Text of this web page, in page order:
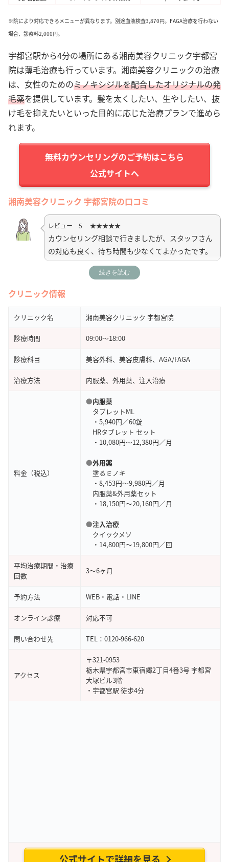
※院により対応できるメニューが異なります。別途血液検査3,870円。FAGA治療を行わない
場合、診察料2,000円。
宇都宮駅から4分の場所にある湘南美容クリニック宇都宮
院は薄毛治療も行っています。湘南美容クリニックの治療
は、女性のためのミノキシジルを配合したオリジナルの発
毛薬を提供しています。髪を太くしたい、生やしたい、抜
け毛を抑えたいといった目的に応じた治療プランで進めら
れます。
公式サイトへ
湘南美容クリニック 宇都宮院の口コミ
レビュー 5 ★★★★★
カウンセリング相談で行きましたが、スタッフさん
の対応も良く、待ち時間も少なくてよかったです。
受付から案内・施術までスムーズでした！待合室も
続きを読む
クリニック情報
クリニック名 湘南美容クリニック 宇都宮院
診療時間 09:00〜18:00
診療科目 美容外科、美容皮膚科、AGA/FAGA
治療方法 内服薬、外用薬、注入治療
料金（税込）
●内服薬
タブレットML
・5,940円／60錠
HRタブレット セット
・10,080円～12,380円／月
●外用薬
塗るミノキ
・8,453円～9,980円／月
内服薬&外用薬セット
・18,150円～20,160円／月
●注入治療
クイックメソ
・14,800円～19,800円／回
平均治療期間・治療
回数
3～6ヶ月
予約方法 WEB・電話・LINE
オンライン診療 対応不可
問い合わせ先 TEL：0120-966-620
アクセス
〒321-0953
栃木県宇都宮市東宿郷2丁目4番3号 宇都宮
大塚ビル3階
・宇都宮駅 徒歩4分
公式サイトで詳細を見る